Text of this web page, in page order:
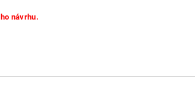
návrhu.